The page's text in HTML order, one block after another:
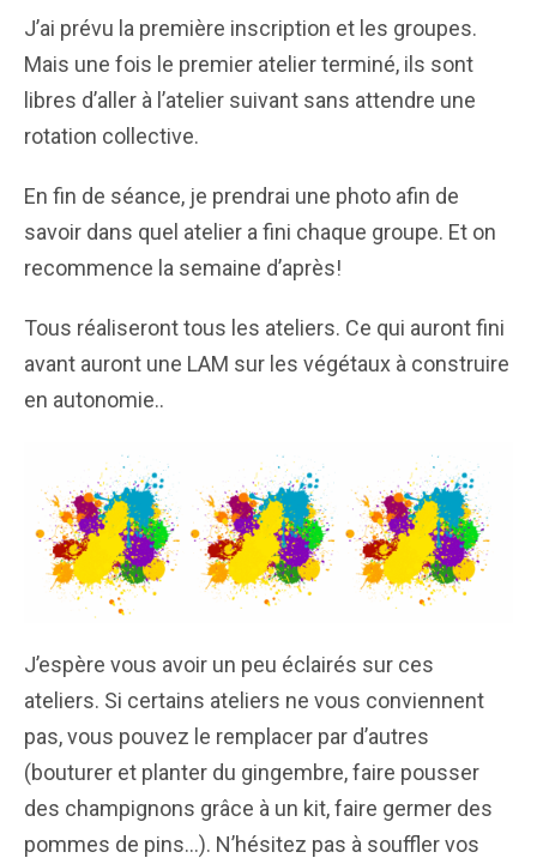
J’ai prévu la première inscription et les groupes.
Mais une fois le premier atelier terminé, ils sont
libres d’aller à l’atelier suivant sans attendre une
rotation collective.
En fin de séance, je prendrai une photo afin de
savoir dans quel atelier a fini chaque groupe. Et on
recommence la semaine d’après!
Tous réaliseront tous les ateliers. Ce qui auront fini
avant auront une LAM sur les végétaux à construire
en autonomie..
J’espère vous avoir un peu éclairés sur ces
ateliers. Si certains ateliers ne vous conviennent
pas, vous pouvez le remplacer par d’autres
(bouturer et planter du gingembre, faire pousser
des champignons grâce à un kit, faire germer des
pommes de pins…). N’hésitez pas à souffler vos